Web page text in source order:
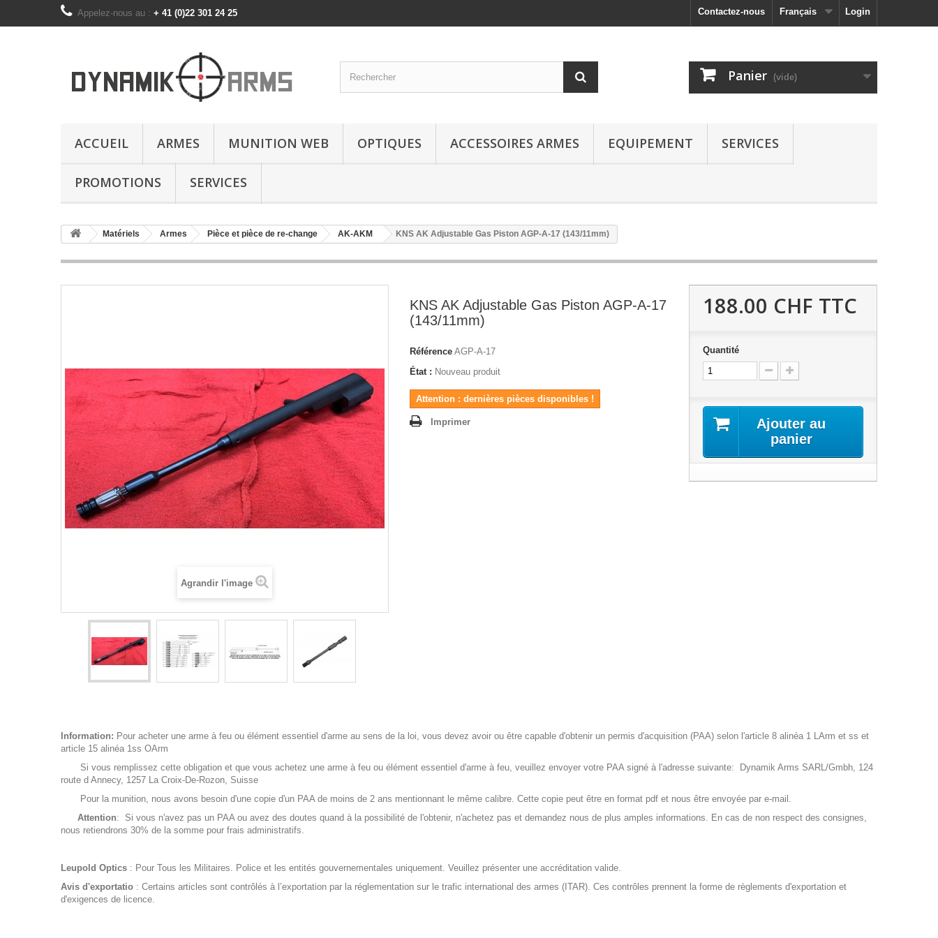
Login
Français
Contactez-nous
Appelez-nous au : + 41 (0)22 301 24 25
Panier (vide)
ACCUEIL ARMES MUNITION WEB OPTIQUES ACCESSOIRES ARMES EQUIPEMENT SERVICES
PROMOTIONS SERVICES
Matériels Armes Pièce et pièce de re-change AK-AKM KNS AK Adjustable Gas Piston AGP-A-17 (143/11mm)
Agrandir l'image
KNS AK Adjustable Gas Piston AGP-A-17
(143/11mm)
Référence AGP-A-17
État : Nouveau produit
Attention : dernières pièces disponibles !
Imprimer
188.00 CHF TTC
Quantité
Ajouter au
panier
Information: Pour acheter une arme à feu ou élément essentiel d'arme au sens de la loi, vous devez avoir ou être capable d'obtenir un permis d'acquisition (PAA) selon l'article 8 alinéa 1 LArm et ss et
article 15 alinéa 1ss OArm
Si vous remplissez cette obligation et que vous achetez une arme à feu ou élément essentiel d'arme à feu, veuillez envoyer votre PAA signé à l'adresse suivante: Dynamik Arms SARL/Gmbh, 124
route d Annecy, 1257 La Croix-De-Rozon, Suisse
Pour la munition, nous avons besoin d'une copie d'un PAA de moins de 2 ans mentionnant le même calibre. Cette copie peut être en format pdf et nous être envoyée par e-mail.
Attention: Si vous n'avez pas un PAA ou avez des doutes quand à la possibilité de l'obtenir, n'achetez pas et demandez nous de plus amples informations. En cas de non respect des consignes,
nous retiendrons 30% de la somme pour frais administratifs.
Leupold Optics : Pour Tous les Militaires. Police et les entités gouvernementales uniquement. Veuillez présenter une accréditation valide.
Avis d'exportatio : Certains articles sont contrôlés à l’exportation par la réglementation sur le trafic international des armes (ITAR). Ces contrôles prennent la forme de règlements d'exportation et
d'exigences de licence.